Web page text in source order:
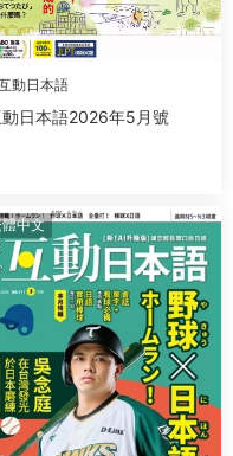
動日本語
日本語2026年5月號
中文